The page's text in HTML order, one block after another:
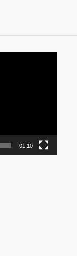
01:10